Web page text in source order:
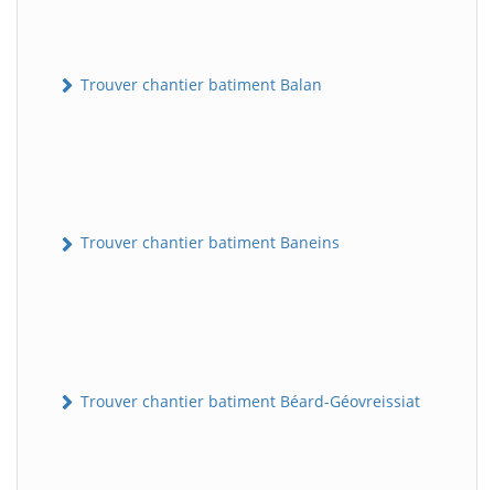
Trouver chantier batiment Balan
Trouver chantier batiment Baneins
Trouver chantier batiment Béard-Géovreissiat